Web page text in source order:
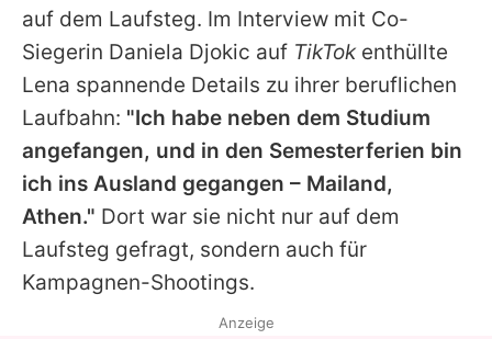
auf dem Laufsteg. Im Interview mit Co-
Siegerin Daniela Djokic auf TikTokenthüllte
Lena spannende Details zu ihrer beruflichen
Laufbahn: "Ich habe neben dem Studium
angefangen, und in den Semesterferien bin
ich ins Ausland gegangen – Mailand,
Athen." Dort war sie nicht nur auf dem
Laufsteg gefragt, sondern auch für
Kampagnen-Shootings.
Anzeige